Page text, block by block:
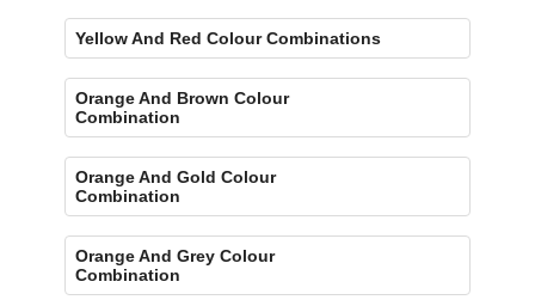
Yellow And Red Colour Combinations
Orange And Brown Colour
Combination
Orange And Gold Colour
Combination
Orange And Grey Colour
Combination